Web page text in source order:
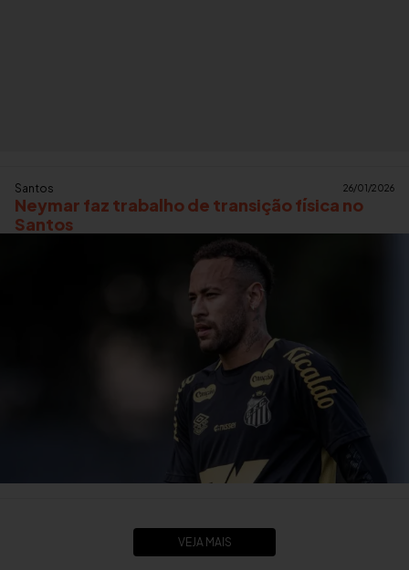
Santos 26/01/2026
Neymar faz trabalho de transição física no
Santos
VEJA MAIS